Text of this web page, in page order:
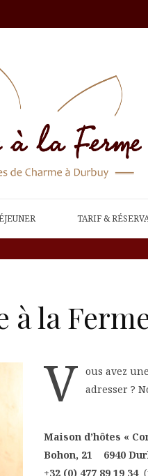
TARIF &
la
V ous avez
adresser ?
Maison d’hôtes «
Bohon, 21 6940
+32 (0) 477 89 19 34